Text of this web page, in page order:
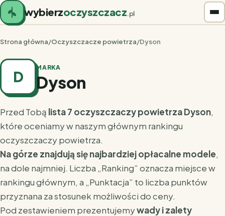
wybierzoczyszczacz.pl
Strona główna/Oczyszczacze powietrza/Dyson
D
MARKA
Dyson
Przed Tobą lista 7 oczyszczaczy powietrza Dyson,
które oceniamy w naszym głównym rankingu
oczyszczaczy powietrza.
Na górze znajdują się najbardziej opłacalne modele,
na dole najmniej. Liczba „Ranking” oznacza miejsce w
rankingu głównym, a „Punktacja” to liczba punktów
przyznana za stosunek możliwości do ceny.
Pod zestawieniem prezentujemywady i zalety